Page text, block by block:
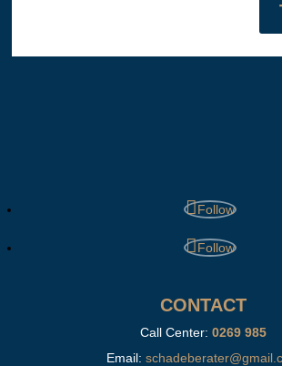
Follow
Follow
CONTACT
Call Center:0269 985
Email: